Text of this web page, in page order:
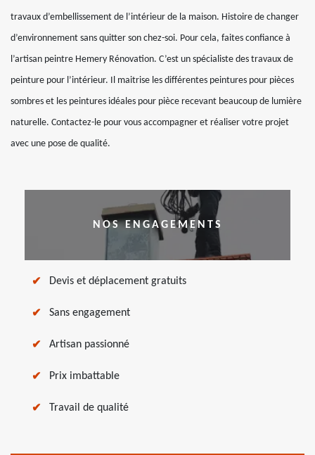
travaux d’embellissement de l’intérieur de la maison. Histoire de changer
d’environnement sans quitter son chez-soi. Pour cela, faites confiance à
l’artisan peintre Hemery Rénovation. C’est un spécialiste des travaux de
peinture pour l’intérieur. Il maitrise les différentes peintures pour pièces
sombres et les peintures idéales pour pièce recevant beaucoup de lumière
naturelle. Contactez-le pour vous accompagner et réaliser votre projet
avec une pose de qualité.
NOS ENGAGEMENTS
Devis et déplacement gratuits
Sans engagement
Artisan passionné
Prix imbattable
Travail de qualité